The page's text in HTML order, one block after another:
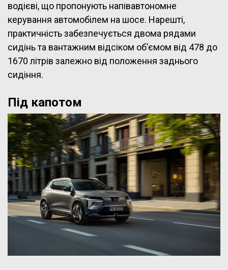
водієві, що пропонують напівавтономне
керування автомобілем на шосе. Нарешті,
практичність забезпечується двома рядами
сидінь та вантажним відсіком об’ємом від 478 до
1670 літрів залежно від положення заднього
сидіння.
Під капотом